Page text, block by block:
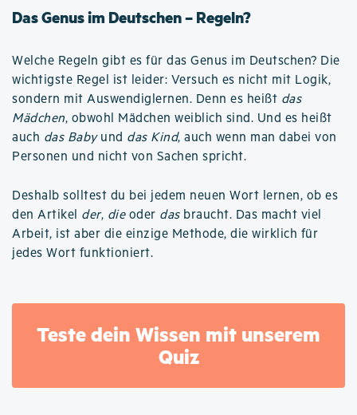
Das Genus im Deutschen – Regeln?
Welche Regeln gibt es für das Genus im Deutschen? Die
wichtigste Regel ist leider: Versuch es nicht mit Logik,
sondern mit Auswendiglernen. Denn es heißt das
Mädchen, obwohl Mädchen weiblich sind. Und es heißt
auch das Babyund das Kind, auch wenn man dabei von
Personen und nicht von Sachen spricht.
Deshalb solltest du bei jedem neuen Wort lernen, ob es
den Artikel der, dieoder dasbraucht. Das macht viel
Arbeit, ist aber die einzige Methode, die wirklich für
jedes Wort funktioniert.
Teste dein Wissen mit unserem
Quiz